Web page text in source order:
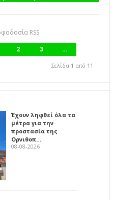
RSS
2 3
…
Σελίδα 1 από 11
Έχουν ληφθεί όλα τα
μέτρα για την
προστασία της
Ορνιθοπ…
08-08-2026